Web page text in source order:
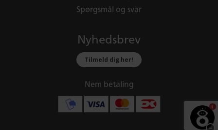
Spørgsmål og svar
Nyhedsbrev
Tilmeld dig her!
Nem betaling
1
−